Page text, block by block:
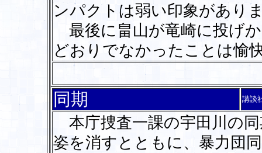
ンパクトは弱い印象があり
最後に畠山が竜崎に投げ
どおりでなかったことは愉
同期 講談
本庁捜査一課の宇田川の
姿を消すとともに、暴力団